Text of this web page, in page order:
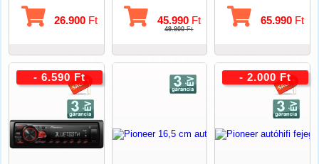
26.900 Ft 45.990Ft
49.900Ft
65.990Ft
- 6.590 Ft - 2.000 Ft